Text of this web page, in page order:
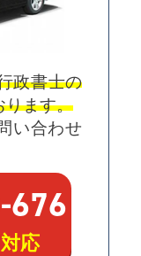
政書士の
ります。
い合わせ
-676
応